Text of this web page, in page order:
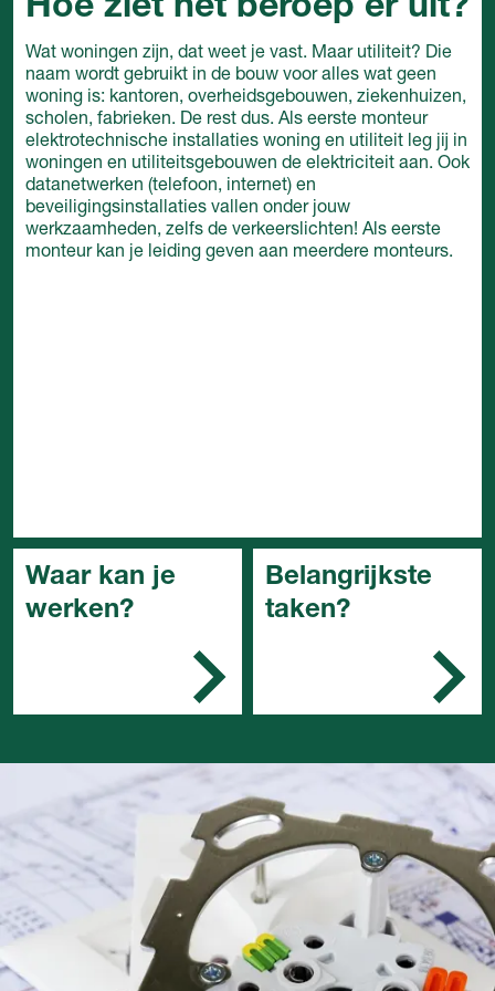
Hoe ziet het beroep er uit?
Wat woningen zijn, dat weet je vast. Maar utiliteit? Die
naam wordt gebruikt in de bouw voor alles wat geen
woning is: kantoren, overheidsgebouwen, ziekenhuizen,
scholen, fabrieken. De rest dus. Als eerste monteur
elektrotechnische installaties woning en utiliteit leg jij in
woningen en utiliteitsgebouwen de elektriciteit aan. Ook
datanetwerken (telefoon, internet) en
beveiligingsinstallaties vallen onder jouw
werkzaamheden, zelfs de verkeerslichten! Als eerste
monteur kan je leiding geven aan meerdere monteurs.
Waar kan je
werken?
Belangrijkste
taken?
Je bereidt het werk
voor en bedenkt hoe
de bedrading moet
onderdelen die
moeten worden
vervangen
Je monteert en
installeert nieuwe
installaties
Je stelt de installaties
in gebruik en